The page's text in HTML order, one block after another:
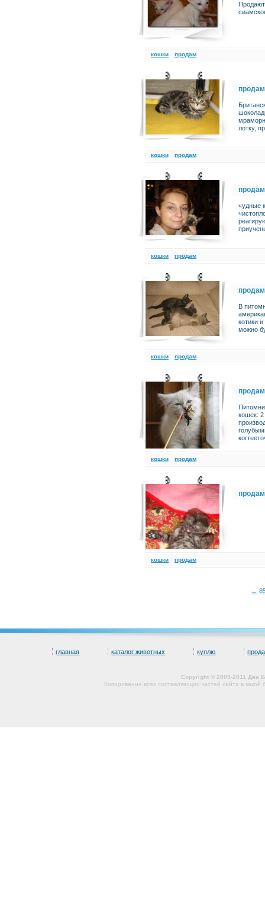
кошки продам
продам
лотку,
кошки продам
продам
чудные
кошки продам
продам
В
котики
можно
кошки продам
продам
кошек: 2
кошки продам
продам
кошки продам
←
главная каталог животных куплю
Copyright © 2009-2011 Два
Копирование всех составляющих частей сайта в